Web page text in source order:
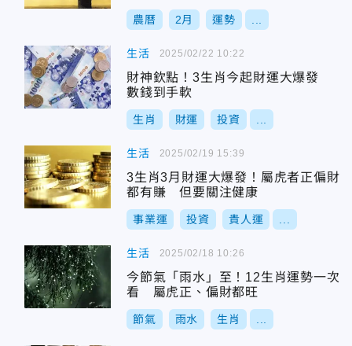
農曆 2月 運勢
生活
財神欽點！3生肖今起財運大爆發
數錢到手軟
生肖 財運 投資
2025/02/22 10:22
生活
3生肖3月財運大爆發！屬虎者正偏財
都有賺 但要關注健康
事業運 投資 貴人運
2025/02/19 15:39
生活
今節氣「雨水」至！12生肖運勢一次
看 屬虎正、偏財都旺
節氣 雨水 生肖
2025/02/18 10:26